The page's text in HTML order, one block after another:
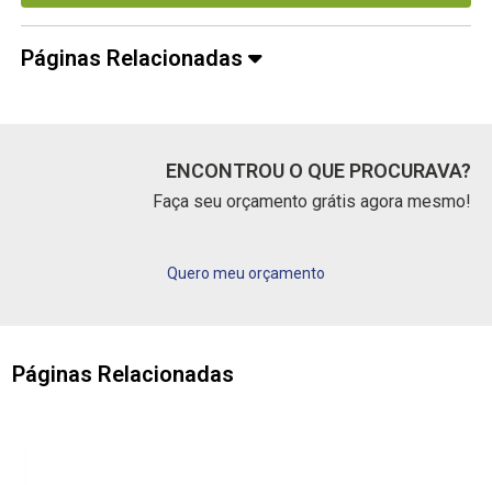
Páginas Relacionadas
ENCONTROU O QUE PROCURAVA?
Faça seu orçamento grátis agora mesmo!
Quero meu orçamento
Páginas Relacionadas